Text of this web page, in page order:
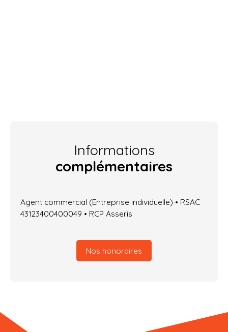
Informations
complémentaires
Agent commercial (Entreprise individuelle) • RSAC
43123400400049 • RCP Asseris
Nos honoraires